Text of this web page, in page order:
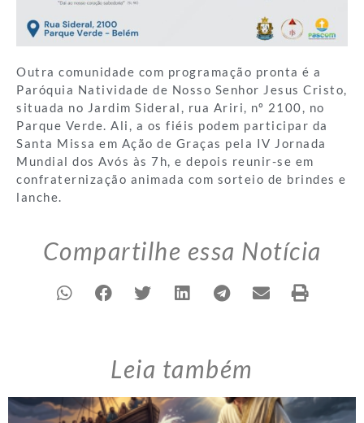
Outra comunidade com programação pronta é a
Paróquia Natividade de Nosso Senhor Jesus Cristo,
situada no Jardim Sideral, rua Ariri, nº 2100, no
Parque Verde. Ali, a os fiéis podem participar da
Santa Missa em Ação de Graças pela IV Jornada
Mundial dos Avós às 7h, e depois reunir-se em
confraternização animada com sorteio de brindes e
lanche.
Compartilhe essa Notícia
Leia também